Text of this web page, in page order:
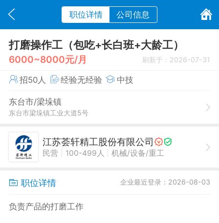
职位详情 公司信息
打磨操作工（包吃+长白班+大龄工）
6000~8000元/月 刷新于：2026-07-31
招50人 经验无经验 中技
东台市/梁垛镇
东台市梁垛镇工业大道5号
江苏荟轩精工股份有限公司
民营 100-499人 机械/设备/重工
职位详情 企业最近登录：2026-08-03
负责产品的打磨工作